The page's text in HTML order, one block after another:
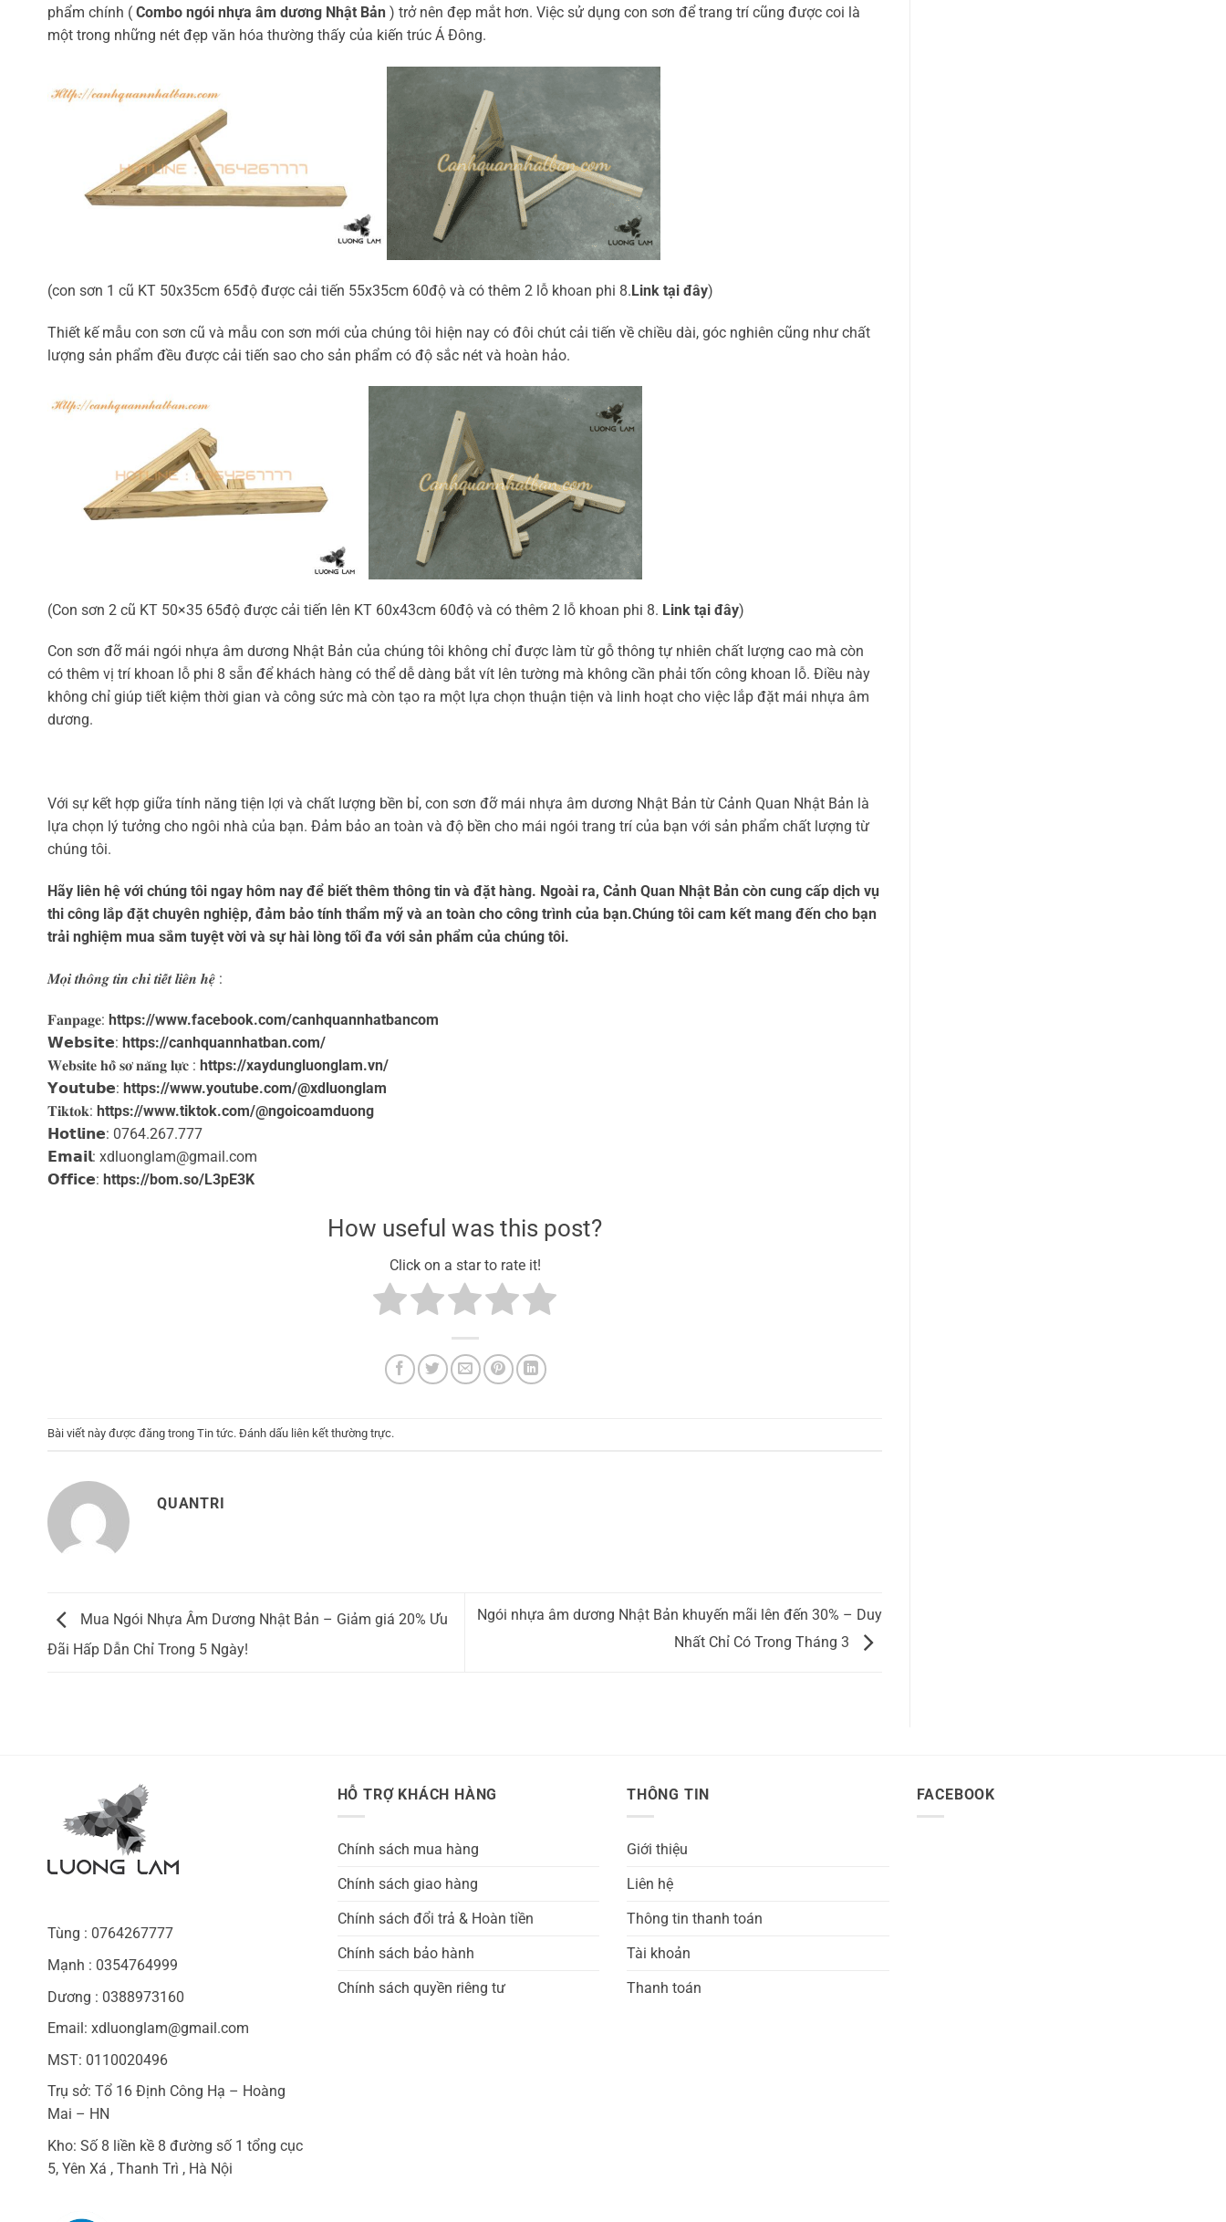
phẩm chính ( Combo ngói nhựa âm dương Nhật Bản ) trở nên đẹp mắt hơn. Việc sử dụng con sơn để trang trí cũng được coi là
một trong những nét đẹp văn hóa thường thấy của kiến trúc Á Đông.
(con sơn 1 cũ KT 50x35cm 65độ được cải tiến 55x35cm 60độ và có thêm 2 lỗ khoan phi 8. Link tại đây)
Thiết kế mẫu con sơn cũ và mẫu con sơn mới của chúng tôi hiện nay có đôi chút cải tiến về chiều dài, góc nghiên cũng như chất
lượng sản phẩm đều được cải tiến sao cho sản phẩm có độ sắc nét và hoàn hảo.
(Con sơn 2 cũ KT 50×35 65độ được cải tiến lên KT 60x43cm 60độ và có thêm 2 lỗ khoan phi 8. Link tại đây)
Con sơn đỡ mái ngói nhựa âm dương Nhật Bản của chúng tôi không chỉ được làm từ gỗ thông tự nhiên chất lượng cao mà còn
có thêm vị trí khoan lỗ phi 8 sẵn để khách hàng có thể dễ dàng bắt vít lên tường mà không cần phải tốn công khoan lỗ. Điều này
không chỉ giúp tiết kiệm thời gian và công sức mà còn tạo ra một lựa chọn thuận tiện và linh hoạt cho việc lắp đặt mái nhựa âm
dương.
Với sự kết hợp giữa tính năng tiện lợi và chất lượng bền bỉ, con sơn đỡ mái nhựa âm dương Nhật Bản từ Cảnh Quan Nhật Bản là
lựa chọn lý tưởng cho ngôi nhà của bạn. Đảm bảo an toàn và độ bền cho mái ngói trang trí của bạn với sản phẩm chất lượng từ
chúng tôi.
Hãy liên hệ với chúng tôi ngay hôm nay để biết thêm thông tin và đặt hàng. Ngoài ra, Cảnh Quan Nhật Bản còn cung cấp dịch vụ
thi công lắp đặt chuyên nghiệp, đảm bảo tính thẩm mỹ và an toàn cho công trình của bạn.Chúng tôi cam kết mang đến cho bạn
trải nghiệm mua sắm tuyệt vời và sự hài lòng tối đa với sản phẩm của chúng tôi.
𝑴𝒐̣𝒊 𝒕𝒉𝒐̂𝒏𝒈 𝒕𝒊𝒏 𝒄𝒉𝒊 𝒕𝒊𝒆̂́𝒕 𝒍𝒊𝒆̂𝒏 𝒉𝒆̣̂ :
𝐅𝐚𝐧𝐩𝐚𝐠𝐞: https://www.facebook.com/canhquannhatbancom
𝗪𝗲𝗯𝘀𝗶𝘁𝗲: https://canhquannhatban.com/
𝐖𝐞𝐛𝐬𝐢𝐭𝐞 𝐡𝐨̂̀ 𝐬𝐨̛ 𝐧𝐚̆𝐧𝐠 𝐥𝐮̛̣𝐜 : https://xaydungluonglam.vn/
𝗬𝗼𝘂𝘁𝘂𝗯𝗲: https://www.youtube.com/@xdluonglam
𝐓𝐢𝐤𝐭𝐨𝐤: https://www.tiktok.com/@ngoicoamduong
𝗛𝗼𝘁𝗹𝗶𝗻𝗲: 0764.267.777
𝗘𝗺𝗮𝗶𝗹: xdluonglam@gmail.com ️
𝗢𝗳𝗳𝗶𝗰𝗲: https://bom.so/L3pE3K
How useful was this post?
Click on a star to rate it!
Bài viết này được đăng trong Tin tức. Đánh dấu liên kết thường trực.
QUANTRI
Mua Ngói Nhựa Âm Dương Nhật Bản – Giảm giá 20% Ưu
Đãi Hấp Dẫn Chỉ Trong 5 Ngày!
Ngói nhựa âm dương Nhật Bản khuyến mãi lên đến 30% – Duy
Nhất Chỉ Có Trong Tháng 3
Tùng : 0764267777
Mạnh : 0354764999
Dương : 0388973160
Email: xdluonglam@gmail.com
MST: 0110020496
Trụ sở: Tổ 16 Định Công Hạ – Hoàng
Mai – HN
Kho: Số 8 liền kề 8 đường số 1 tổng cục
5, Yên Xá , Thanh Trì , Hà Nội
HỖ TRỢ KHÁCH HÀNG
Chính sách mua hàng
Chính sách giao hàng
Chính sách đổi trả & Hoàn tiền
Chính sách bảo hành
Chính sách quyền riêng tư
THÔNG TIN
Giới thiệu
Liên hệ
Thông tin thanh toán
Tài khoản
Thanh toán
FACEBOOK